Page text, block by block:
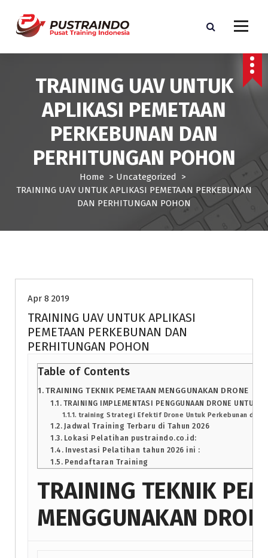
TRAINING UAV UNTUK
APLIKASI PEMETAAN
PERKEBUNAN DAN
PERHITUNGAN POHON
Home > Uncategorized >
TRAINING UAV UNTUK APLIKASI PEMETAAN PERKEBUNAN
DAN PERHITUNGAN POHON
Apr 8 2019
TRAINING UAV UNTUK APLIKASI
PEMETAAN PERKEBUNAN DAN
PERHITUNGAN POHON
Table of Contents
TRAINING TEKNIK PEMETAAN MENGGUNAKAN DRONE
TRAINING IMPLEMENTASI PENGGUNAAN DRONE UNTUK
training Strategi Efektif Drone Untuk Perkebunan di
Jadwal Training Terbaru di Tahun 2026
Lokasi Pelatihan pustraindo.co.id:
Investasi Pelatihan tahun 2026 ini :
Pendaftaran Training
TRAINING TEKNIK
MENGGUNAKAN